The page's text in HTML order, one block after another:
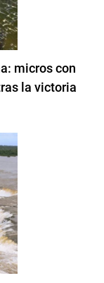
micros con
la victoria